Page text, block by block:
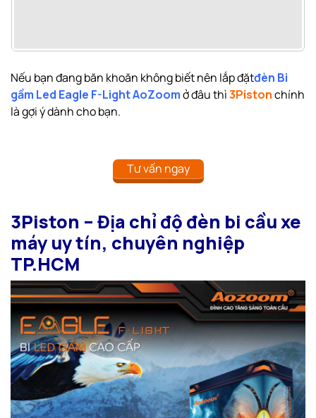
Nếu bạn đang băn khoăn không biết nên lắp đặtđèn Bi
gầm Led Eagle F-Light AoZoomở đâu thì3Pistonchính
là gợi ý dành cho bạn.
Tư vấn ngay
3Piston – Địa chỉ độ đèn bi cầu xe
máy uy tín, chuyên nghiệp
TP.HCM